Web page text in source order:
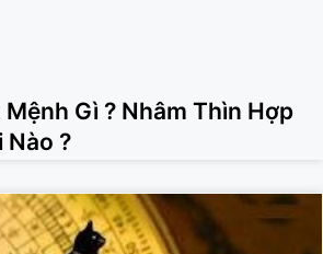
Gì ? Nhâm Thìn Hợp
Nào ?